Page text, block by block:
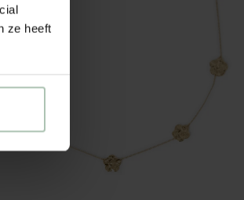
ze heeft